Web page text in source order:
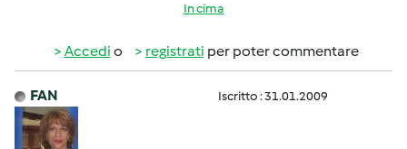
In cima
Accedi o registrati per poter commentare
FAN Iscritto : 31.01.2009